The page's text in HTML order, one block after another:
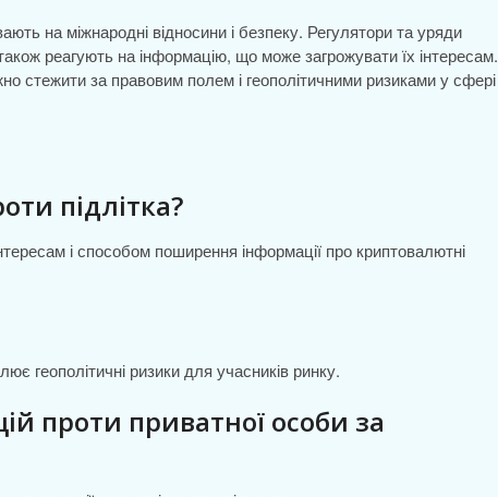
на міжнародні відносини і безпеку. Регулятори та уряди
реагують на інформацію, що може загрожувати їх інтересам.
стежити за правовим полем і геополітичними ризиками у сфері
підлітка?
і способом поширення інформації про криптовалютні
геополітичні ризики для учасників ринку.
проти приватної особи за